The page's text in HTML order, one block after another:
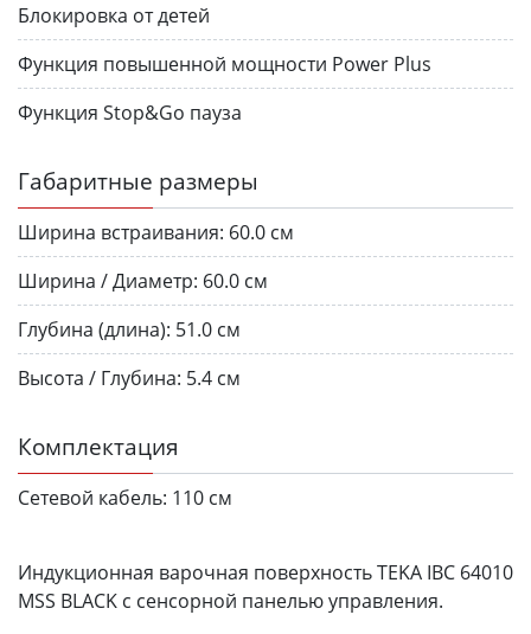
Блокировка от детей
Функция повышенной мощности Power Plus
Функция Stop&Go пауза
Габаритные размеры
Ширина встраивания: 60.0 см
Ширина / Диаметр: 60.0 см
Глубина (длина): 51.0 см
Высота / Глубина: 5.4 см
Комплектация
Сетевой кабель: 110 см
Индукционная варочная поверхность TEKA IBC 64010
MSS BLACK с сенсорной панелью управления.